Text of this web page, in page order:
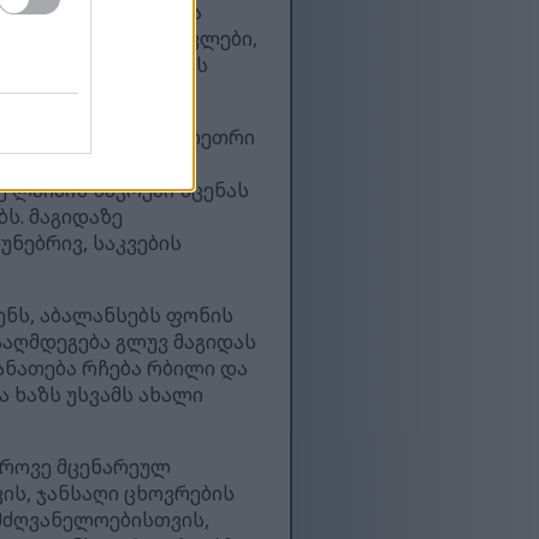
და
სეზამის მარცვლები,
სიმდიდრეს
რომელიც შავი და თეთრი
არომატებს
ნაჭრები სცენას
მაგიდაზე
საკვების
აბალანსებს ფონის
გლუვ მაგიდას
რჩება რბილი და
უსვამს ახალი
მცენარეულ
ჯანსაღი ცხოვრების